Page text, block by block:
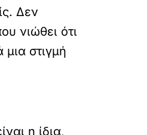
Δεν
νιώθει ότι
στιγμή
η ίδια,